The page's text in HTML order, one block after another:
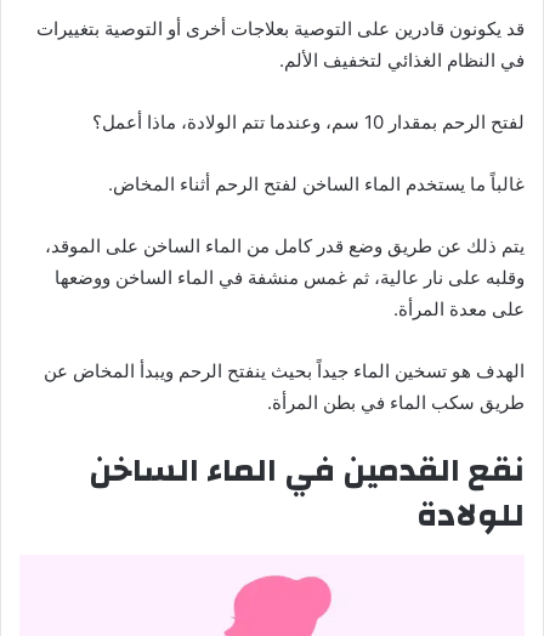
قد يكونون قادرين على التوصية بعلاجات أخرى أو التوصية بتغييرات
في النظام الغذائي لتخفيف الألم.
لفتح الرحم بمقدار 10 سم، وعندما تتم الولادة، ماذا أعمل؟
غالباً ما يستخدم الماء الساخن لفتح الرحم أثناء المخاض.
يتم ذلك عن طريق وضع قدر كامل من الماء الساخن على الموقد،
وقلبه على نار عالية، ثم غمس منشفة في الماء الساخن ووضعها
على معدة المرأة.
الهدف هو تسخين الماء جيداً بحيث ينفتح الرحم ويبدأ المخاض عن
طريق سكب الماء في بطن المرأة.
نقع القدمين في الماء الساخن
للولادة